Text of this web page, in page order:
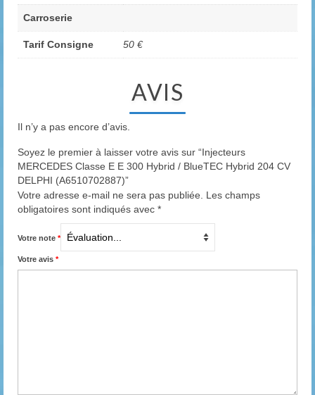
Carroserie
Tarif Consigne 50 €
AVIS
Il n’y a pas encore d’avis.
Soyez le premier à laisser votre avis sur “Injecteurs
MERCEDES Classe E E 300 Hybrid / BlueTEC Hybrid 204 CV
DELPHI (A6510702887)”
Votre adresse e-mail ne sera pas publiée.
Les champs
obligatoires sont indiqués avec *
Votre note *
Votre avis *